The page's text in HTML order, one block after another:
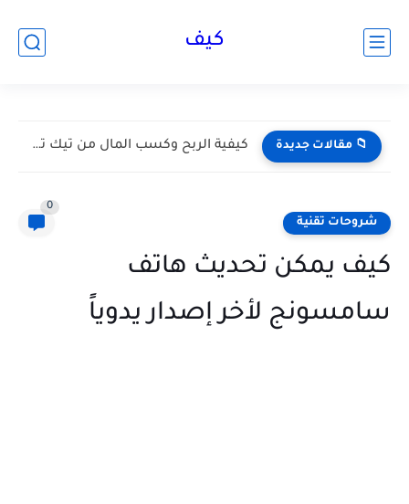
كيف
📁 مقالات جديدة كيفية الربح وكسب المال من تيك توك Tik Tok 2026...
شروحات تقنية
0
كيف يمكن تحديث هاتف
سامسونج لأخر إصدار يدوياً